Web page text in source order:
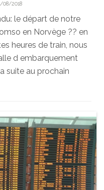
2018
le départ de notre
en Norvège ?? en
heures de train, nous
d embarquement
suite au prochain